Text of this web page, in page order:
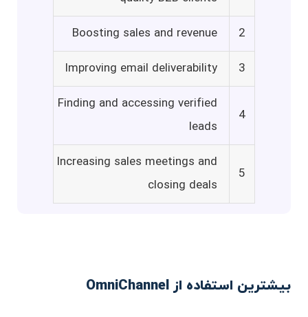
2
Boosting sales and revenue
3
Improving email deliverability
4
Finding and accessing verified
leads
5
Increasing sales meetings and
closing deals
بیشترین استفاده از OmniChannel